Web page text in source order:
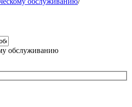
обслуживанию